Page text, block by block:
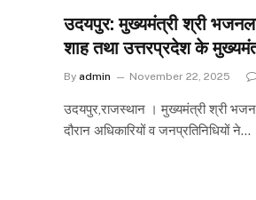
उदयपुर: मुख्यमंत्री श्री
शाह तथा उत्तरप्रदेश के
By admin November 22, 2025
उदयपुर,राजस्थान । मुख्यमंत्री श्री
दौरान अधिकारियों व जनप्रतिनिधियों ने…